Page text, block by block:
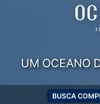
UM OCEANO
BUSCA